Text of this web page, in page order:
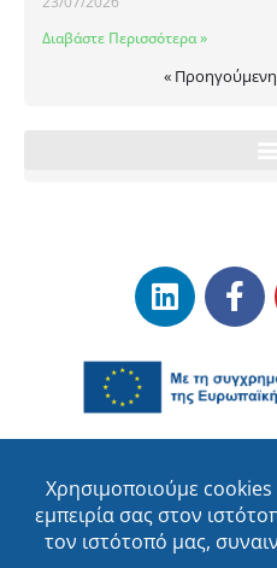
Διαβάστε Περισσότερα »
« Προηγούμενη